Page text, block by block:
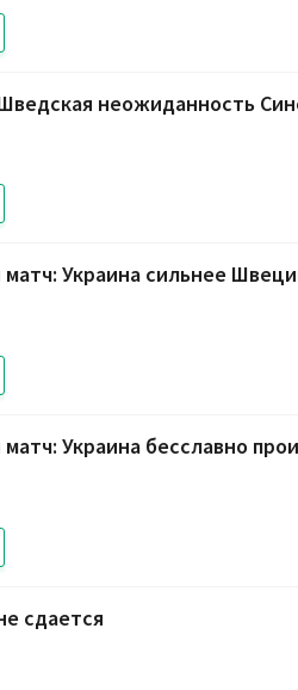
неожиданность
Украина сильнее
Украина бесславно
сдается